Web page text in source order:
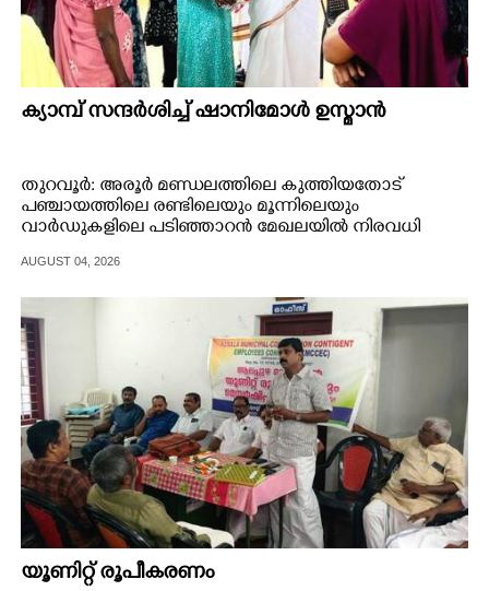
ക്യാമ്പ് സന്ദർശിച്ച് ഷാനിമോൾ ഉസ്മാൻ
തുറവൂർ: അരൂർ മണ്ഡലത്തിലെ കുത്തിയതോട്
പഞ്ചായത്തിലെ രണ്ടിലെയും മൂന്നിലെയും
വാർഡുകളിലെ പടിഞ്ഞാറൻ മേഖലയിൽ നിരവധി
യു.പി. സ്കൂളിൽ ദുരിതാശ്വാസ ക്യാമ്പ് പ്രവർത്തനം
AUGUST 04, 2026
യൂണിറ്റ് രൂപീകരണം